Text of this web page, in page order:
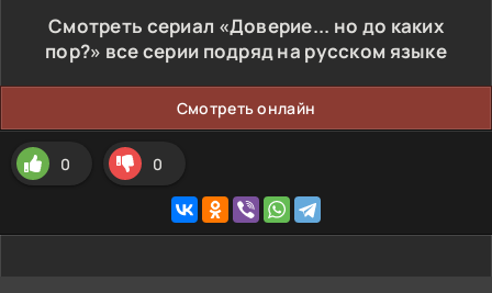
Смотреть сериал «Доверие... но до каких
пор?» все серии подряд на русском языке
Смотреть онлайн
0 0